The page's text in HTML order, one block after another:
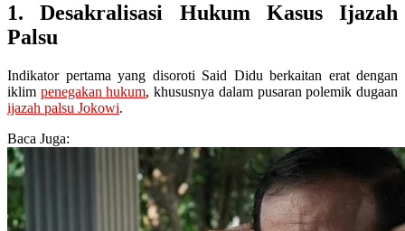
1. Desakralisasi Hukum Kasus Ijazah
Palsu
Indikator pertama yang disoroti Said Didu berkaitan erat dengan
iklim penegakan hukum, khususnya dalam pusaran polemik dugaan
ijazah palsu Jokowi.
Baca Juga: